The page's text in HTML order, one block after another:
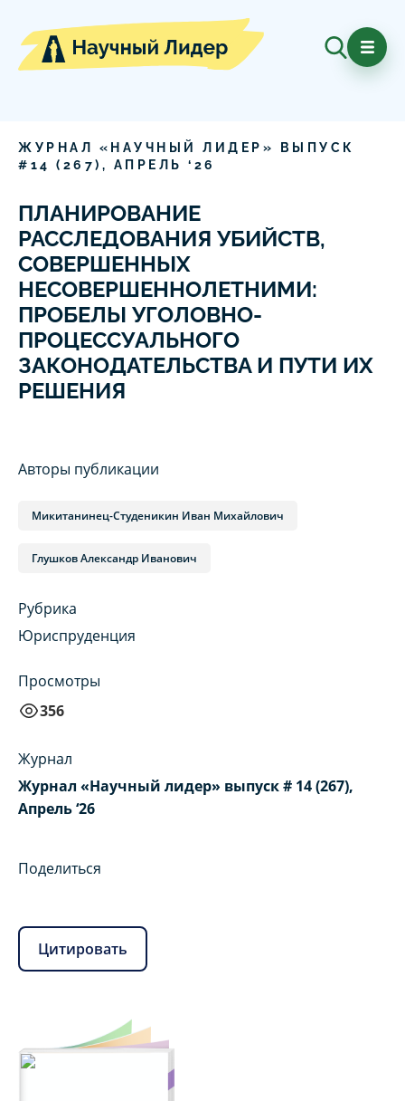
ЖУРНАЛ «НАУЧНЫЙ ЛИДЕР» ВЫПУСК
# 14 ( 267), АПРЕЛЬ ‘ 26
ПЛАНИРОВАНИЕ
РАССЛЕДОВАНИЯ УБИЙСТВ,
СОВЕРШЕННЫХ
НЕСОВЕРШЕННОЛЕТНИМИ:
ПРОБЕЛЫ УГОЛОВНО-
ПРОЦЕССУАЛЬНОГО
ЗАКОНОДАТЕЛЬСТВА И ПУТИ ИХ
РЕШЕНИЯ
Авторы публикации
Микитанинец-Студеникин Иван Михайлович
Глушков Александр Иванович
Рубрика
Юриспруденция
Просмотры
356
Журнал
Журнал «Научный лидер» выпуск # 14 (267),
Апрель ‘26
Поделиться
Цитировать